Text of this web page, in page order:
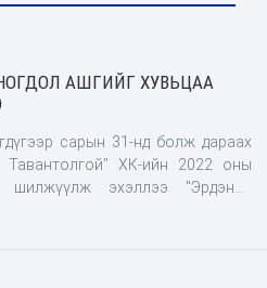
НОГДОЛ АШГИЙГ ХУВЬЦАА
сарын 31-нд болж дараах
ХК-ийн 2022 оны
эхэллээ "Эрдэнэс
Тавантолгой” ХК-ийн
тус компанийн Төлөөлөн